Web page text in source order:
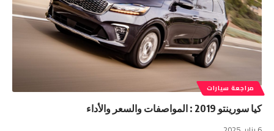
مراجعة سيارات
كيا سورينتو 2019 : المواصفات والسعر والأداء